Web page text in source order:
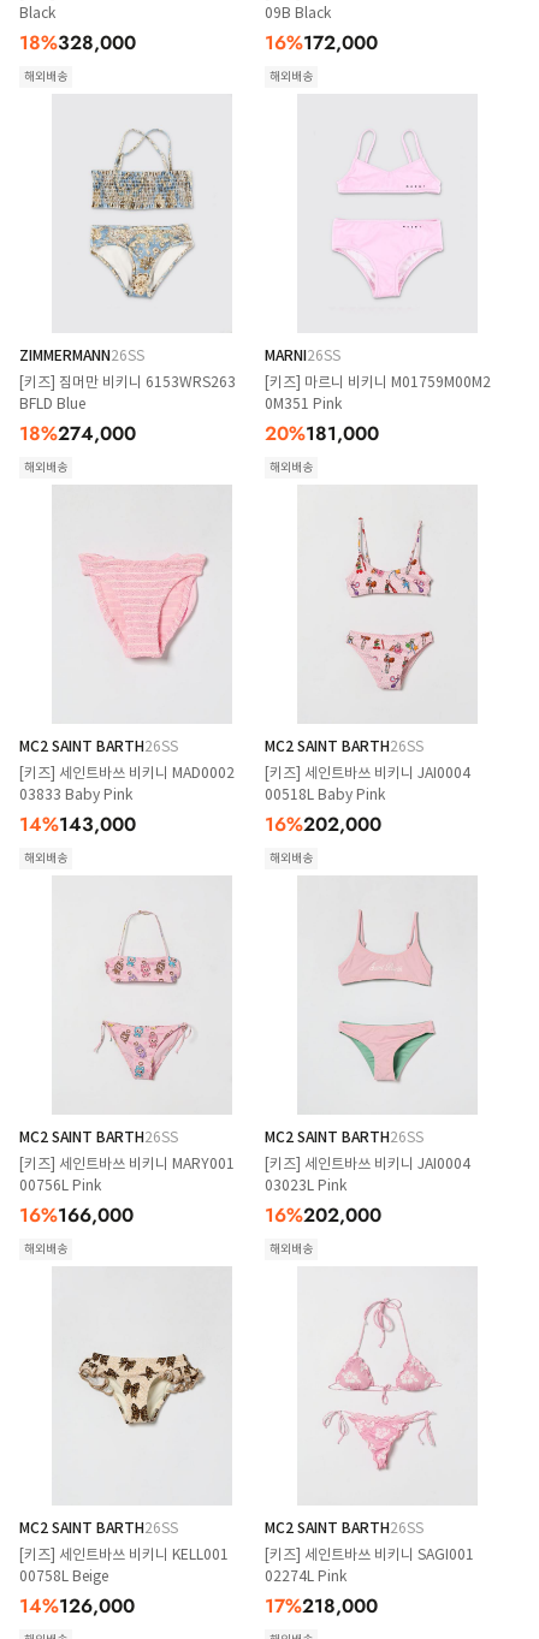
Black
18%328,000
해외배송
09B Black
16%172,000
해외배송
ZIMMERMANN26SS
[키즈] 짐머만 비키니 6153WRS263
BFLD Blue
18%274,000
해외배송
MARNI26SS
[키즈] 마르니 비키니 M01759M00M2
0M351 Pink
20%181,000
해외배송
MC2 SAINT BARTH26SS
[키즈] 세인트바쓰 비키니 MAD0002
03833 Baby Pink
14%143,000
해외배송
MC2 SAINT BARTH26SS
[키즈] 세인트바쓰 비키니 JAI0004
00518L Baby Pink
16%202,000
해외배송
MC2 SAINT BARTH26SS
[키즈] 세인트바쓰 비키니 MARY001
00756L Pink
16%166,000
해외배송
MC2 SAINT BARTH26SS
[키즈] 세인트바쓰 비키니 JAI0004
03023L Pink
16%202,000
해외배송
MC2 SAINT BARTH26SS
[키즈] 세인트바쓰 비키니 KELL001
00758L Beige
14%126,000
MC2 SAINT BARTH26SS
[키즈] 세인트바쓰 비키니 SAGI001
02274L Pink
17%218,000